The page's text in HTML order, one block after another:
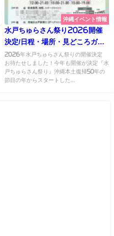
沖縄イベント情報
水戸ちゅらさん祭り2026開催
決定/日程・場所・見どころガイ
ド【茨城沖縄イベント情報】
2026年水戸ちゅらさん祭りの開催決定
お待たせしました！今年も開催が決定『水
戸ちゅらさん祭り』沖縄本土復帰50年の
節目の年からスタートした...